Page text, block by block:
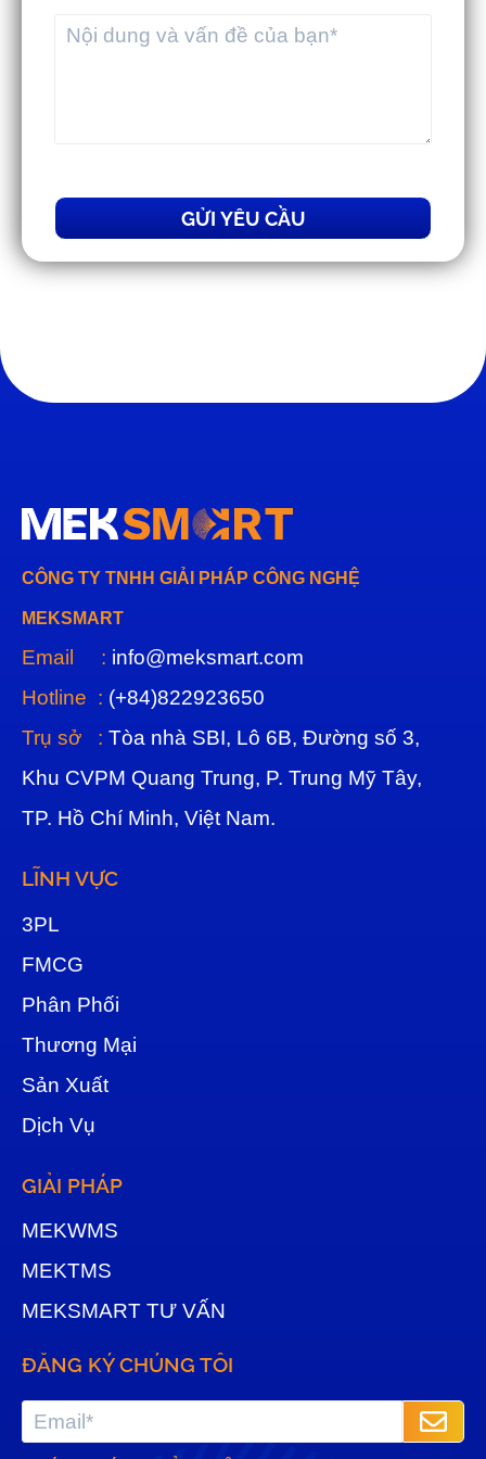
GỬI YÊU CẦU
CÔNG TY TNHH GIẢI PHÁP CÔNG NGHỆ
MEKSMART
Email : info@meksmart.com
Hotline : (+84)822923650
Trụ sở : Tòa nhà SBI, Lô 6B, Đường số 3,
Khu CVPM Quang Trung, P. Trung Mỹ Tây,
TP. Hồ Chí Minh, Việt Nam.
LĨNH VỰC
3PL
FMCG
Phân Phối
Thương Mại
Sản Xuất
Dịch Vụ
GIẢI PHÁP
MEKWMS
MEKTMS
MEKSMART TƯ VẤN
ĐĂNG KÝ CHÚNG TÔI